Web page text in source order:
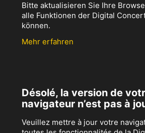
Bitte aktualisieren Sie Ihre
alle Funktionen der Digital
können.
Mehr erfahren
Désolé, la version de
navigateur n’est pas à
Veuillez mettre à jour votre